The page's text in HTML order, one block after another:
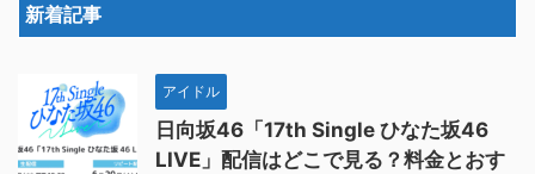
新着記事
アイドル
日向坂46「17th Single ひなた坂46
LIVE」配信はどこで見る？料金とおす